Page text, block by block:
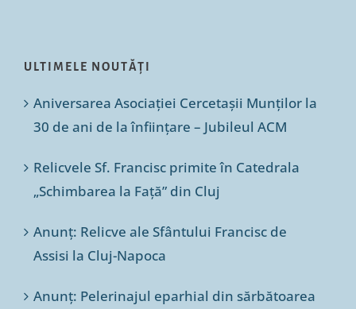
ULTIMELE NOUTĂȚI
Aniversarea Asociației Cercetașii Munților la
30 de ani de la înființare – Jubileul ACM
Relicvele Sf. Francisc primite în Catedrala
„Schimbarea la Față” din Cluj
Anunț: Relicve ale Sfântului Francisc de
Assisi la Cluj-Napoca
Anunț: Pelerinajul eparhial din sărbătoarea